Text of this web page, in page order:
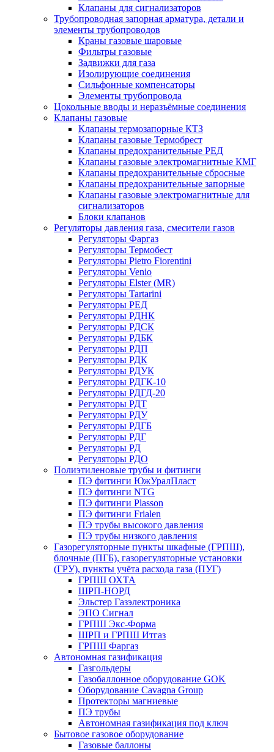
Клапаны для сигнализаторов
Трубопроводная запорная арматура, детали и
элементы трубопроводов
Краны газовые шаровые
Фильтры газовые
Задвижки для газа
Изолирующие соединения
Сильфонные компенсаторы
Элементы трубопровода
Цокольные вводы и неразъёмные соединения
Клапаны газовые
Клапаны термозапорные КТЗ
Клапаны газовые Термобрест
Клапаны предохранительные РЕД
Клапаны газовые электромагнитные КМГ
Клапаны предохранительные сбросные
Клапаны предохранительные запорные
Клапаны газовые электромагнитные для
сигнализаторов
Блоки клапанов
Регуляторы давления газа, смесители газов
Регуляторы Фаргаз
Регуляторы Термобест
Регуляторы Pietro Fiorentini
Регуляторы Venio
Регуляторы Elster (MR)
Регуляторы Tartarini
Регуляторы РЕД
Регуляторы РДНК
Регуляторы РДСК
Регуляторы РДБК
Регуляторы РДП
Регуляторы РДК
Регуляторы РДУК
Регуляторы РДГК-10
Регуляторы РДГД-20
Регуляторы РДТ
Регуляторы РДУ
Регуляторы РДГБ
Регуляторы РДГ
Регуляторы РД
Регуляторы РДО
Полиэтиленовые трубы и фитинги
ПЭ фитинги ЮжУралПласт
ПЭ фитинги NTG
ПЭ фитинги Plasson
ПЭ фитинги Frialen
ПЭ трубы высокого давления
ПЭ трубы низкого давления
Газорегуляторные пункты шкафные (ГРПШ),
блочные (ПГБ), газорегуляторные установки
(ГРУ), пункты учёта расхода газа (ПУГ)
ГРПШ ОХТА
ШРП-НОРД
Эльстер Газэлектроника
ЭПО Сигнал
ГРПШ Экс-Форма
ШРП и ГРПШ Итгаз
ГРПШ Фаргаз
Автономная газификация
Газгольдеры
Газобаллонное оборудование GOK
Оборудование Cavagna Group
Протекторы магниевые
ПЭ трубы
Автономная газификация под ключ
Бытовое газовое оборудование
Газовые баллоны